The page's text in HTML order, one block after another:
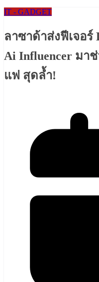
IT - GADGET
ลาซาด้าส่งฟีเจอ
Ai Influencer มา
แฟ สุดล้ำ!